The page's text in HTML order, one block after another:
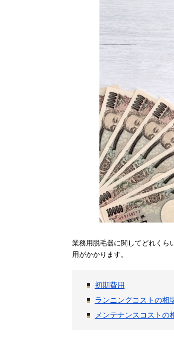
業務用脱毛器に関してどれくら
用がかかります。
初期費用
ランニングコストの相
メンテナンスコストの